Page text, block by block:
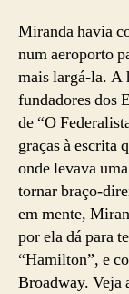
Miranda havia
num aeroporto
mais largá-la. A
fundadores dos
de “O
graças à escrita
onde levava
tornar braço-
em mente,
por ela dá para
“Hamilton”, e
Broadway. Veja